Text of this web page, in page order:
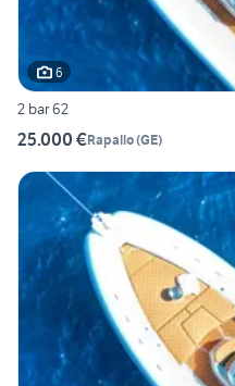
6
2 bar 62
25.000 €Rapallo(GE)